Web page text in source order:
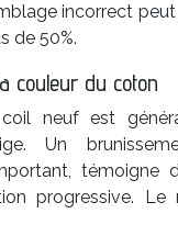
incorrect
de 50%.
couleur du coton
neuf est
Un
témoigne
progressive.